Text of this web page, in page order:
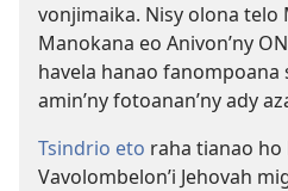
vonjimaika. Nisy olona telo
Manokana eo Anivon’ny
havela hanao fanompoana
amin’ny fotoanan’ny ady
Tsindrio eto raha tianao ho
Vavolombelon’i Jehovah